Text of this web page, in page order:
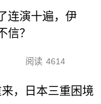
连演十遍，伊
信？
阅读 4614
，日本三重困境